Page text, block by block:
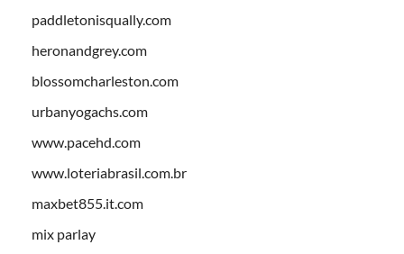
paddletonisqually.com
heronandgrey.com
blossomcharleston.com
urbanyogachs.com
www.pacehd.com
www.loteriabrasil.com.br
maxbet855.it.com
mix parlay